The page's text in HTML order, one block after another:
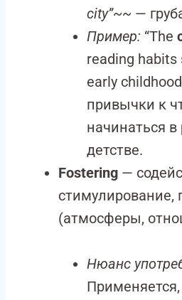
city”~~ —
Пример: “The
reading habits
early
привычки к
начинаться
детстве.
Fostering —
стимулирование,
(атмосферы,
Нюанс
Применяется,